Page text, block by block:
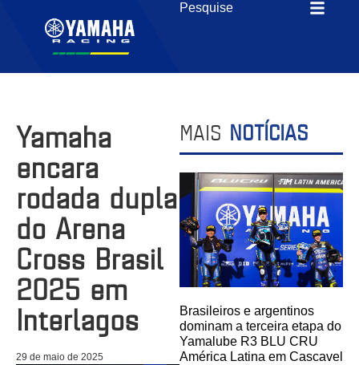
Yamaha
encara
rodada dupla
do Arena
Cross Brasil
2025 em
Interlagos
29 de maio de 2025
MAIS NOTÍCIAS
Brasileiros e argentinos
dominam a terceira etapa do
Yamalube R3 BLU CRU
América Latina em Cascavel